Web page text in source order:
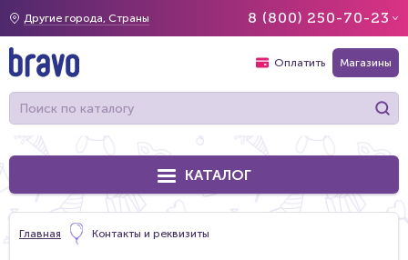
Другие города, Страны 8 (800) 250-70-23
Оплатить Магазины
КАТАЛОГ
Главная Контакты и реквизиты